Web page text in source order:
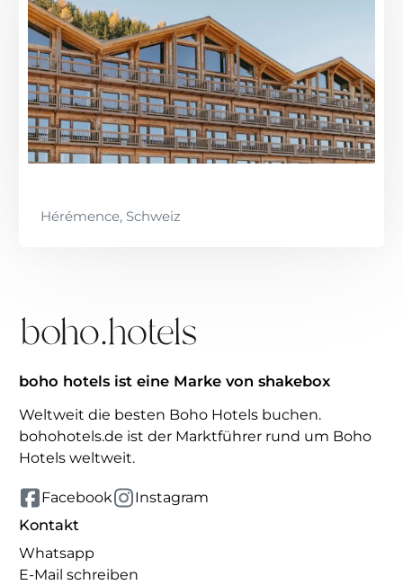
Hérémence, Schweiz
boho hotels ist eine Marke von shakebox
Weltweit die besten Boho Hotels buchen.
bohohotels.de ist der Marktführer rund um Boho
Hotels weltweit.
Facebook Instagram
Kontakt
Whatsapp
E-Mail schreiben